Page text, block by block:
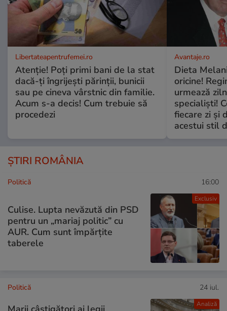
Libertateapentrufemei.ro
Atenție! Poți primi bani de la stat
dacă-ți îngrijești părinții, bunicii
sau pe cineva vârstnic din familie.
Acum s-a decis! Cum trebuie să
procedezi
Avantaje.ro
Dieta
oricine!
urmează
specialiști!
fiecare zi și
acestui stil
ȘTIRI ROMÂNIA
Exclusiv
Politică 16:00
Culise. Lupta nevăzută din PSD
pentru un „mariaj politic” cu
AUR. Cum sunt împărțite
taberele
Analiză
Politică 24 iul.